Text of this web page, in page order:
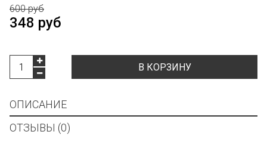
600 руб
348 руб
В КОРЗИНУ
ОПИСАНИЕ
ОТЗЫВЫ (0)